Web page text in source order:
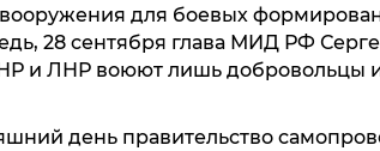
для боевых
28 сентября глава МИД РФ
и ЛНР воюют лишь добровольцы
день правительство